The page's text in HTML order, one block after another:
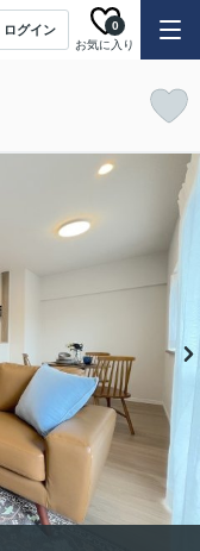
ログイン
お気に入り
0